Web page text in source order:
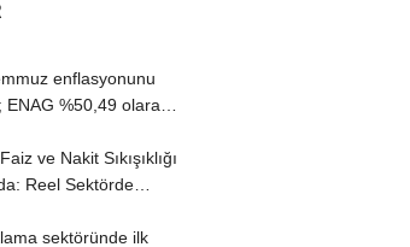
enflasyonunu
%50,49 olarak
ve Nakit Sıkışıklığı
Reel Sektörde
sektöründe ilk